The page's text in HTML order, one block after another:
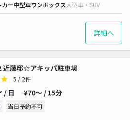
カー中型車ワンボックス大型車・SUV
詳細へ
近藤邸☆アキッパ駐車場
5 / 2件
/ 日 ¥70〜 / 15分
当日予約不可